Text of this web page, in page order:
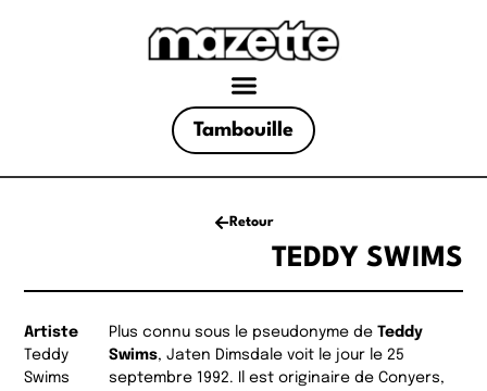
Tambouille
Retour
TEDDY SWIMS
Artiste
Teddy
Swims
Plus connu sous le pseudonyme de Teddy
Swims, Jaten Dimsdale voit le jour le 25
septembre 1992. Il est originaire de Conyers,